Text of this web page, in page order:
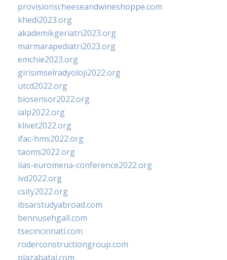
provisionscheeseandwineshoppe.com
khedi2023.org
akademikgeriatri2023.org
marmarapediatri2023.org
emchie2023.org
girisimselradyoloji2022.org
utcd2022.org
biosensor2022.org
ialp2022.org
klivet2022.org
ifac-hms2022.org
taoms2022.org
iias-euromena-conference2022.org
ivd2022.org
csity2022.org
ibsarstudyabroad.com
bennusehgall.com
tsecincinnati.com
roderconstructiongroup.com
plazabatai.com